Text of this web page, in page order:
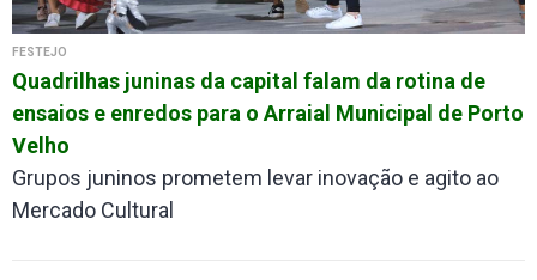
FESTEJO
Quadrilhas juninas da capital falam da rotina de
ensaios e enredos para o Arraial Municipal de Porto
Velho
Grupos juninos prometem levar inovação e agito ao
Mercado Cultural